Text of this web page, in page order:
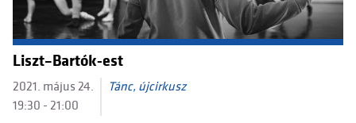
Liszt–Bartók-est
2021. május 24.
19:30 - 21:00
Tánc, újcirkusz